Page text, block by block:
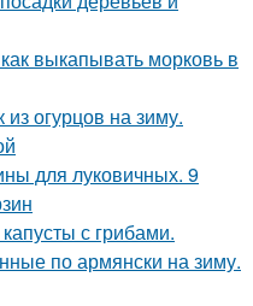
выкапывать морковь в
из огурцов на зиму.
для луковичных. 9
с грибами.
по армянски на зиму.